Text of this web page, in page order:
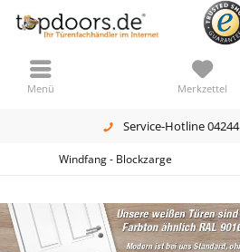
Service-Hotline
Merkzettel
Menü
Windfang - Blockzarge